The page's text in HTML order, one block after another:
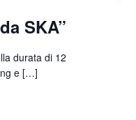
SKA”
durata di 12
e […]